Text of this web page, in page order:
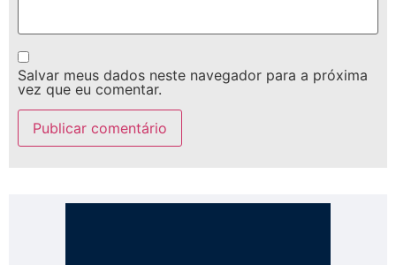
Salvar meus dados neste navegador para a próxima
vez que eu comentar.